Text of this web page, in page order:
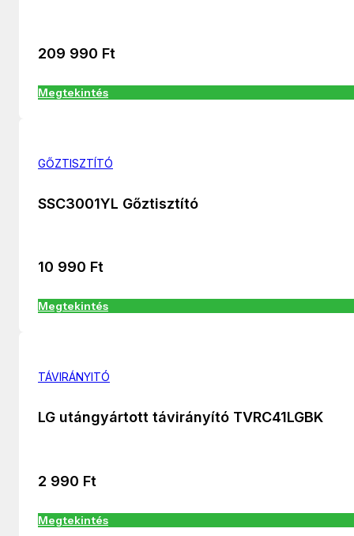
209 990 Ft
Megtekintés
GŐZTISZTÍTÓ
SSC3001YL Gőztisztító
10 990 Ft
Megtekintés
TÁVIRÁNYITÓ
LG utángyártott távirányító TVRC41LGBK
2 990 Ft
Megtekintés